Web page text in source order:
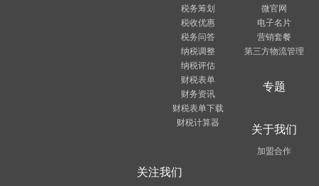
税务筹划
税收优惠
税务问答
纳税调整
纳税评估
财税表单
财务资讯
财税表单下载
财税计算器
微官网
电子名片
营销套餐
第三方物流管理
专题
关于我们
加盟合作
关注我们